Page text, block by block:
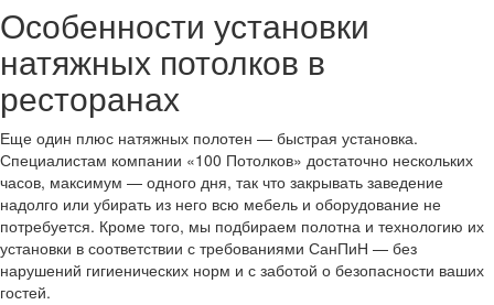
Особенности установки
натяжных потолков в
ресторанах
Еще один плюс натяжных полотен — быстрая установка.
Специалистам компании «100 Потолков» достаточно нескольких
часов, максимум — одного дня, так что закрывать заведение
надолго или убирать из него всю мебель и оборудование не
потребуется. Кроме того, мы подбираем полотна и технологию их
установки в соответствии с требованиями СанПиН — без
нарушений гигиенических норм и с заботой о безопасности ваших
гостей.